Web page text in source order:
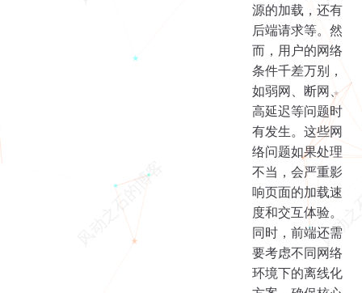
源的加载，还有
后端请求等。然
而，用户的网络
条件千差万别，
如弱网、断网、
高延迟等问题时
有发生。这些网
络问题如果处理
不当，会严重影
响页面的加载速
度和交互体验。
同时，前端还需
要考虑不同网络
环境下的离线化